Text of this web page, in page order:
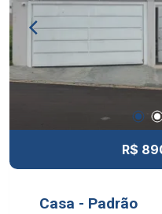
RECEBER A FAMÍLIA
CHURRASQUEIRA
LAVANDERIA COBERTA VALOR: R$
ACEITA FINANCIAMENTO. UMA CASA
PARA QUEM BUSCA
EXCELENTE
GOURMET
R$
Casa - Padrão